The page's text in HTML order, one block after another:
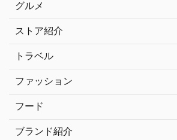
グルメ
ストア紹介
トラベル
ファッション
フード
ブランド紹介